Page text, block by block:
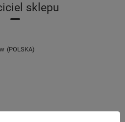
sklepu
(POLSKA)